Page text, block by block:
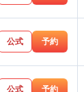
公式 予約
公式 予約